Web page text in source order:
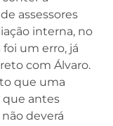
assessores
interna, no
um erro, já
com Álvaro.
que uma
que antes
deverá